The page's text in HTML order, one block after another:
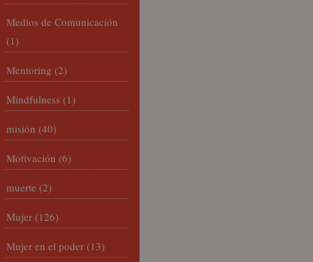
Medios de Comunicación
(1)
Mentoring (2)
Mindfulness (1)
misión (40)
Motivación (6)
muerte (2)
Mujer (126)
Mujer en el poder (13)